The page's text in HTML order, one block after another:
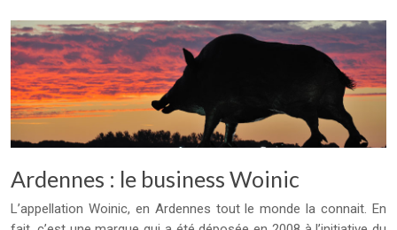
Ardennes : le business Woinic
L’appellation Woinic, en Ardennes tout le monde la connait. En